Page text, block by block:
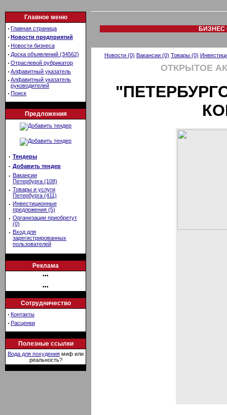
Главное меню
· Главная страница
· Новости предприятий
· Новости бизнеса
· Доска объявлений (34562)
· Отраслевой рубрикатор
· Алфавитный указатель
· Алфавитный указатель
руководителей
· Поиск
Предложения
· Тендеры
· Добавить тендер
· Вакансии
Петербурга (108)
· Товары и услуги
Петербурга (411)
· Инвестиционные
предложения (5)
· Организации приобретут
(0)
· Вход для
зарегистрированных
пользователей
Реклама
•••
•••
Сотрудничество
· Контакты
· Расценки
Полезные ссылки
Вода для похудения миф или
реальность?
БИЗНЕС
Новости (0) Вакансии (0) Товары (0)
ОТКРЫТОЕ